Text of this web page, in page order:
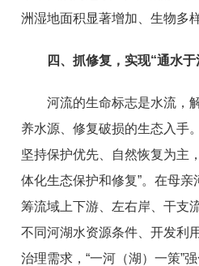
洲湿地面积显著增加、生物多
四、抓修复，实现“通水于
河流的生命标志是水流，
养水源、修复破损的生态入手
坚持保护优先、自然恢复为主
体化生态保护和修复”。在母
筹流域上下游、左右岸、干支
不同河湖水资源条件、开发利
治理需求，“一河（湖）一策”